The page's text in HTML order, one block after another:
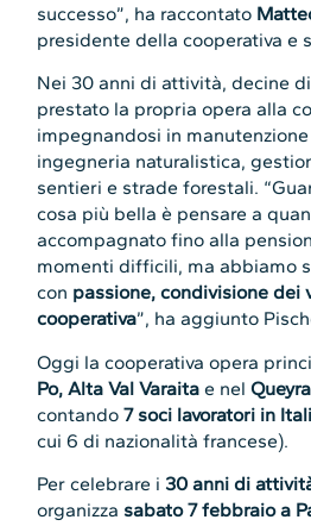
successo”, ha raccontato
presidente della cooperativa e
Nei 30 anni di attività, decine
prestato la propria opera alla
impegnandosi in
ingegneria naturalistica,
sentieri e strade forestali.
cosa più bella è pensare a
accompagnato fino alla
momenti difficili, ma abbiamo
con passione, condivisione dei
cooperativa”, ha aggiunto
Oggi la cooperativa opera
Po, Alta Val Varaita e nel
contando7 soci lavoratori in
cui 6 di nazionalità francese).
Per celebrare i 30 anni di
organizza sabato 7 febbraio a